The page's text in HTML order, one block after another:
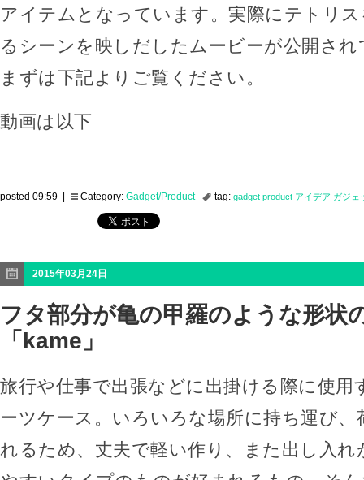
アイテムとなっています。実際にテトリ
るシーンを映しだしたムービーが公開さ
まずは下記よりご覧ください。
動画は以下
posted 09:59 | Category: Gadget/Product tag: gadget product アイデア ガジェ
2015年03月24日
フタ部分が亀の甲羅のような形状
「kame」
旅行や仕事で出張などに出掛ける際に使用
ーツケース。いろいろな場所に持ち運び、
れるため、丈夫で軽い作り、また出し入れ